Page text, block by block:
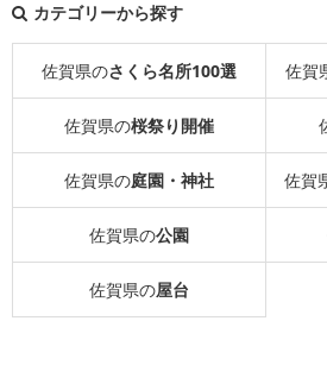
カテゴリーから探す
佐賀県のさくら名所100選 佐賀
佐賀県の桜祭り開催
佐賀県の庭園・神社 佐賀
佐賀県の公園
佐賀県の屋台